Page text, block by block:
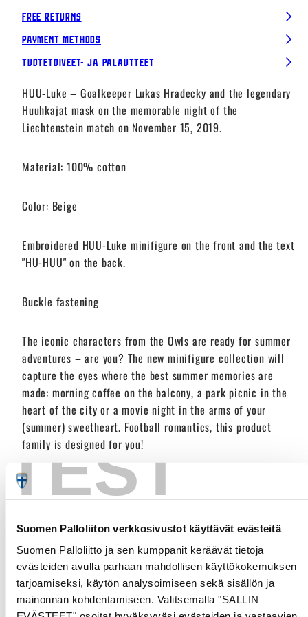
TEST
Suomen Palloliiton verkkosivustot käyttävät evästeitä
Suomen Palloliitto ja sen kumppanit keräävät tietoja
evästeiden avulla parhaan mahdollisen käyttökokemuksen
tarjoamiseksi, käytön analysoimiseen sekä sisällön ja
mainonnan kohdentamiseen. Valitsemalla "SALLIN
Free Returns
Payment Methods
Tuotetoiveet- ja palautteet
HUU-Luke – Goalkeeper Lukas Hradecky and the legendary
Huuhkajat mask on the memorable night of the
Liechtenstein match on November 15, 2019.
Material: 100% cotton
Color: Beige
Embroidered HUU-Luke minifigure on the front and the text
"HU-HUU" on the back.
Buckle fastening
The iconic characters from the Owls are ready for summer
adventures – are you? The new minifigure collection will
capture the eyes where the best summer memories are
made: morning coffee on the balcony, a park picnic in the
heart of the city or a movie night in the arms of your
(summer) sweetheart. Football romantics, this product
family is designed for you!
The Minifigures collection
products from clothing to coffee mugs. All products in the
DANGER-Jolle and GOAT-Pukki designs.
Customer Reviews